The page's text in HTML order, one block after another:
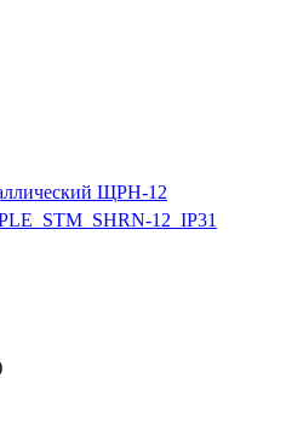
ЩРН-12
12_IP31